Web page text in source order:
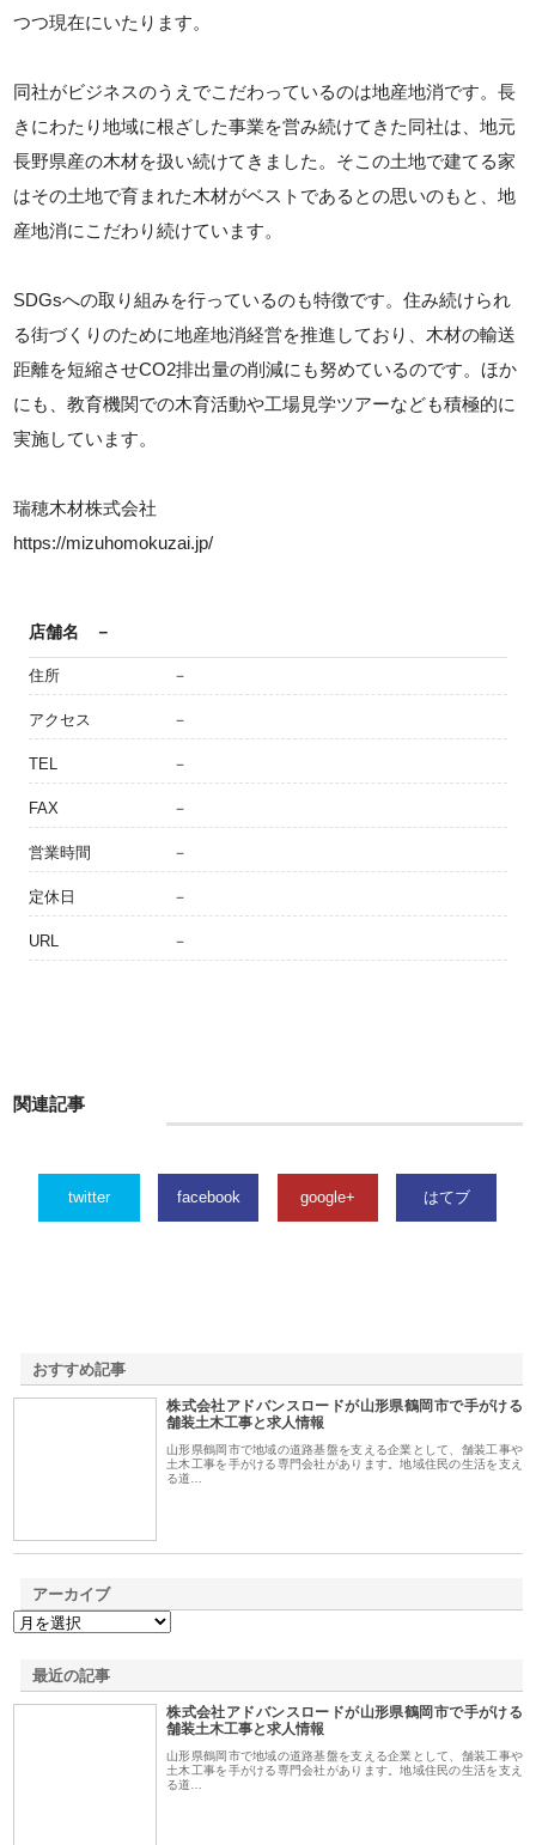
つつ現在にいたります。
同社がビジネスのうえでこだわっているのは地産地消です。長
きにわたり地域に根ざした事業を営み続けてきた同社は、地元
長野県産の木材を扱い続けてきました。そこの土地で建てる家
はその土地で育まれた木材がベストであるとの思いのもと、地
産地消にこだわり続けています。
SDGsへの取り組みを行っているのも特徴です。住み続けられ
る街づくりのために地産地消経営を推進しており、木材の輸送
距離を短縮させCO2排出量の削減にも努めているのです。ほか
にも、教育機関での木育活動や工場見学ツアーなども積極的に
実施しています。
瑞穂木材株式会社
https://mizuhomokuzai.jp/
店舗名 －
住所 －
アクセス －
TEL －
FAX －
営業時間 －
定休日 －
URL －
関連記事
twitter facebook google+ はてブ
おすすめ記事
株式会社アドバンスロードが山形県鶴岡市で手がける
舗装土木工事と求人情報
山形県鶴岡市で地域の道路基盤を支える企業として、舗装工事や
土木工事を手がける専門会社があります。地域住民の生活を支え
る道…
アーカイブ
最近の記事
株式会社アドバンスロードが山形県鶴岡市で手がける
舗装土木工事と求人情報
山形県鶴岡市で地域の道路基盤を支える企業として、舗装工事や
土木工事を手がける専門会社があります。地域住民の生活を支え
る道…